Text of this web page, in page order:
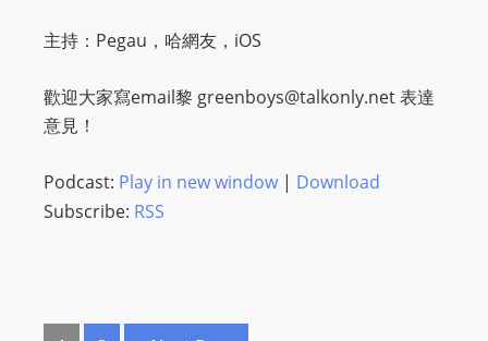
主持：Pegau，哈網友，iOS
歡迎大家寫email黎 greenboys@talkonly.net表達
意見！
Podcast: Play in new window| Download
Subscribe: RSS